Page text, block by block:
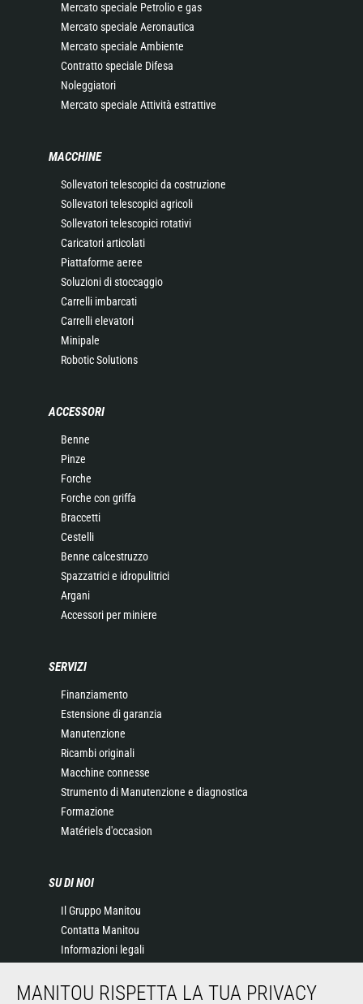
Mercato speciale Petrolio e gas
Mercato speciale Aeronautica
Mercato speciale Ambiente
Contratto speciale Difesa
Noleggiatori
Mercato speciale Attività estrattive
MACCHINE
Sollevatori telescopici da costruzione
Sollevatori telescopici agricoli
Sollevatori telescopici rotativi
Caricatori articolati
Piattaforme aeree
Soluzioni di stoccaggio
Carrelli imbarcati
Carrelli elevatori
Minipale
Robotic Solutions
ACCESSORI
Benne
Pinze
Forche
Forche con griffa
Braccetti
Cestelli
Benne calcestruzzo
Spazzatrici e idropulitrici
Argani
Accessori per miniere
SERVIZI
Finanziamento
Estensione di garanzia
Manutenzione
Ricambi originali
Macchine connesse
Strumento di Manutenzione e diagnostica
Formazione
Matériels d'occasion
SU DI NOI
Il Gruppo Manitou
Contatta Manitou
Informazioni legali
News
MANITOU RISPETTA LA TUA PRIVACY